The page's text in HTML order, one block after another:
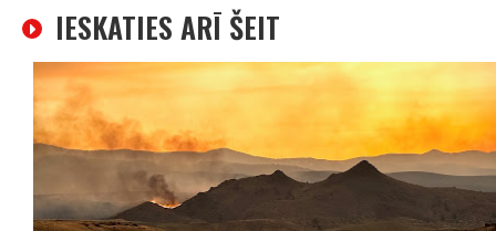
IESKATIES ARĪ ŠEIT